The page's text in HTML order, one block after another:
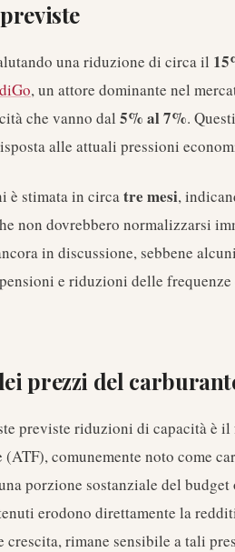
una riduzione di circa il
, un attore dominante nel
che vanno dal 5% al 7%.
alle attuali pressioni
è stimata in circatre mesi,
non dovrebbero normalizzarsi
in discussione, sebbene
e riduzioni delle
prezzi del
previste riduzioni di capacità è il
comunemente noto come
porzione sostanziale del
erodono direttamente la
rimane sensibile a tali